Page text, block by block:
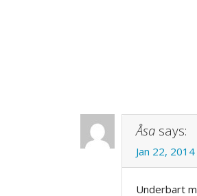
Åsa says:
Jan 22,
Underbart